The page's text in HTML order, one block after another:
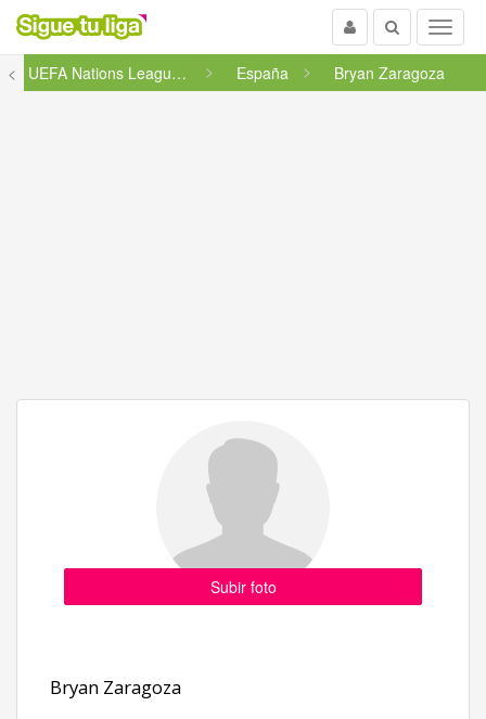
Menu
Buscar
Usuario
<
UEFA Nations League - Liga A -... España Bryan Zaragoza
Subir foto
Bryan Zaragoza